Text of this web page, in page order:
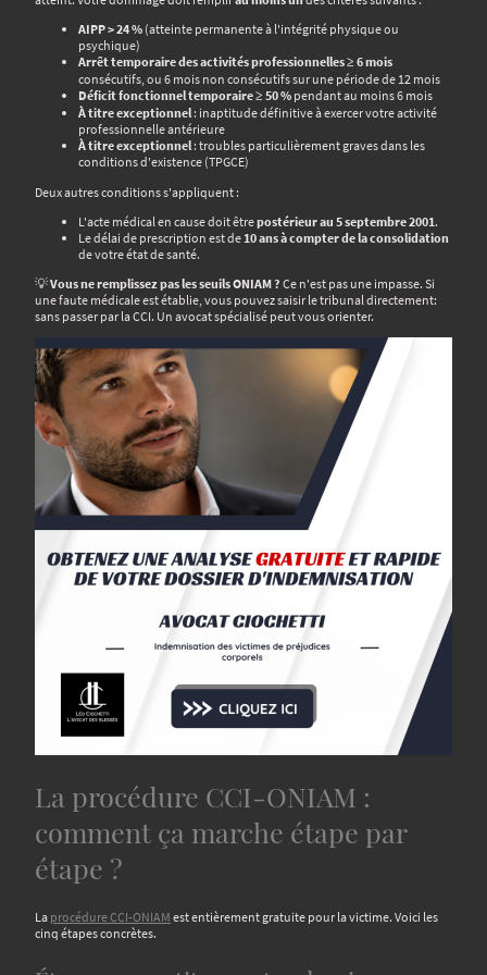
AIPP > 24 % (atteinte permanente à l'intégrité physique ou
psychique)
Arrêt temporaire des activités professionnelles ≥ 6 mois
consécutifs, ou 6 mois non consécutifs sur une période de 12 mois
Déficit fonctionnel temporaire ≥ 50 % pendant au moins 6 mois
À titre exceptionnel: inaptitude définitive à exercer votre activité
professionnelle antérieure
À titre exceptionnel: troubles particulièrement graves dans les
conditions d'existence (TPGCE)
Deux autres conditions s'appliquent :
L'acte médical en cause doit êtrepostérieur au 5 septembre 2001.
Le délai de prescription est de 10 ans à compter de la consolidation
de votre état de santé.
💡Vous ne remplissez pas les seuils ONIAM ? Ce n'est pas une impasse. Si
une faute médicale est établie, vous pouvez saisir le tribunal directement:
sans passer par la CCI. Un avocat spécialisé peut vous orienter.
La procédure CCI-ONIAM :
comment ça marche étape par
étape ?
La procédure CCI-ONIAM est entièrement gratuite pour la victime. Voici les
cinq étapes concrètes.